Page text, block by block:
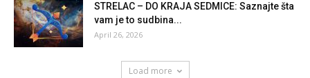
STRELAC – DO KRAJA SEDMICE: Saznajte šta
vam je to sudbina...
April 26, 2026
Load more